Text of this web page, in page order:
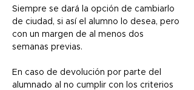
Siempre se dará la opción de cambiarlo
de ciudad, si así el alumno lo desea, pero
con un margen de al menos dos
semanas previas.
En caso de devolución por parte del
alumnado al no cumplir con los criterios